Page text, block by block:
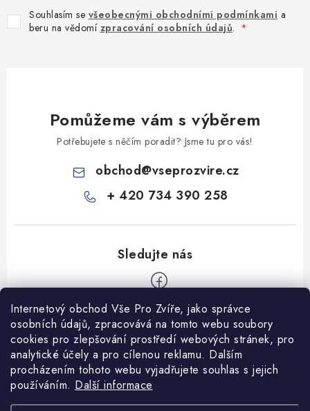
Internetový obchod Vše Pro Zvíře, jako správce
osobních údajů, zpracovává na tomto webu soubory
cookies pro zlepšování prostředí webových stránek, pro
analytické účely a pro cílenou reklamu. Dalším
procházením tohoto webu vyjadřujete souhlas s jejich
používáním. Další informace
Souhlasím se všeobecnými obchodními podmínkami a
beru na vědomí zpracování osobních údajů.
Pomůžeme vám s výběrem
Potřebujete s něčím poradit? Jsme tu pro vás!
obchod@vseprozvire.cz
+ 420 734 390 258
Informace pro Vás
Ceník dopravy
Kontakty